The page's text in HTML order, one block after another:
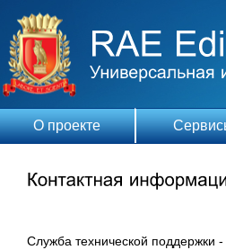
О проекте
Служба технической поддержки -